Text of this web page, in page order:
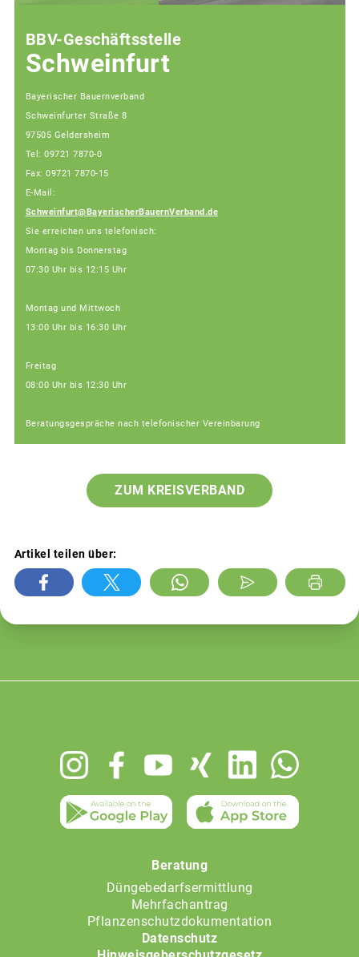
BBV-Geschäftsstelle
Schweinfurt
Bayerischer Bauernverband
Schweinfurter Straße 8
97505 Geldersheim
Tel: 09721 7870-0
Fax: 09721 7870-15
E-Mail:
Schweinfurt@BayerischerBauernVerband.de
Sie erreichen uns telefonisch:
Montag bis Donnerstag
07:30 Uhr bis 12:15 Uhr
Montag und Mittwoch
13:00 Uhr bis 16:30 Uhr
Freitag
08:00 Uhr bis 12:30 Uhr
Beratungsgespräche nach telefonischer Vereinbarung
ZUM KREISVERBAND
Artikel teilen über:
Beratung
Düngebedarfsermittlung
Mehrfachantrag
Pflanzenschutzdokumentation
Datenschutz